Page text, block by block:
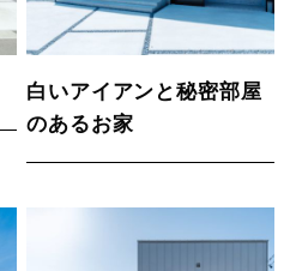
白いアイアンと秘密部屋
のあるお家